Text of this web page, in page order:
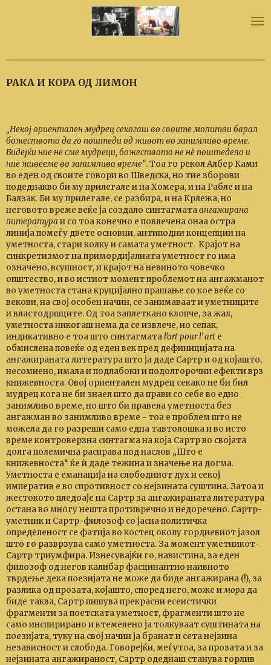
РАКА И КОРА ОД ЛИМОН
„Некој ориентален мудрец секогаш во своите молитви барал
божеството да го поштеди од живот во занимливо време.
Бидејќи ние не сме мудреци, божеството не нѐ поштедело и
ние живееме во занимливо време“. Тоа го рекол Албер Ками
во еден од своите говори во Шведска, но тие зборови
подеднакво би му прилегале и на Хомера, и на Рабле и на
Балзак. Би му прилегале, се разбира, и на Крлежа, но
неговото време веќе ја создало синтагматаангажирана
литература и со тоа конечно е повлечена онаа остра
линија помеѓу двете основни, антиподни концепции на
уметноста, стари колку и самата уметност. Крајот на
синкретизмот на примордијалната уметност го има
означено, всушност, и крајот на невиното човечко
општество, и во истиот момент проблемот на ангажманот
во уметноста стана круцијално прашање со кое веќе со
векови, на свој особен начин, се занимаваат и уметниците
и властодршците. Од тоа заплеткано клопче, за жал,
уметноста никогаш нема да се извлече, но сепак,
индикативно е тоа што синтагматаlʼart pour lʼ art е
обмислена повеќе од еден век пред дефиницијата на
ангажираната литература што ја даде Сартр и од којашто,
несомнено, имала и подлабоки и подолгорочни ефекти врз
книжевноста. Овој ориентален мудрец секако не би бил
мудрец кога не би знаел што да прави со себе во едно
занимливо време, но што би правела уметноста без
ангажман во занимливо време - тоа е проблем што не
можела да го разреши само една тавтолошка и во исто
време контроверзна синтагма на која Сартр во својата
долга полемична расправа под наслов „Што е
книжевноста“ ќе ѝ даде тежина и значење на догма.
Уметноста е еманација на слободниот дух и секој
императив е во спротивност со нејзината суштина. Затоа и
жестокото пледоаје на Сартр за ангажираната литература
остана во многу нешта противречно и недоречено. Сартр-
уметник и Сартр-филозоф со јасна политичка
определеност се фатија во костец околу гордиевиот јазол
што го разврзува само уметноста. За момент уметникот-
Сартр триумфира. Изнесувајќи го, навистина, за еден
филозоф од негов калибар фасцинантно наивното
тврдење дека поезијата не може да биде ангажирана (!), за
разлика од прозата, којашто, според него, може имора да
биде таква, Сартр пишува прекрасни есеистички
фрагменти за поетската уметност, фрагменти што не
само инспирирано и втемелено ја толкуваат суштината на
поезијата, туку на свој начин ја бранат и сета нејзина
независност и слобода. Говорејќи, меѓутоа, за прозата и за
нејзината ангажираност, Сартр одеднаш станува горлив